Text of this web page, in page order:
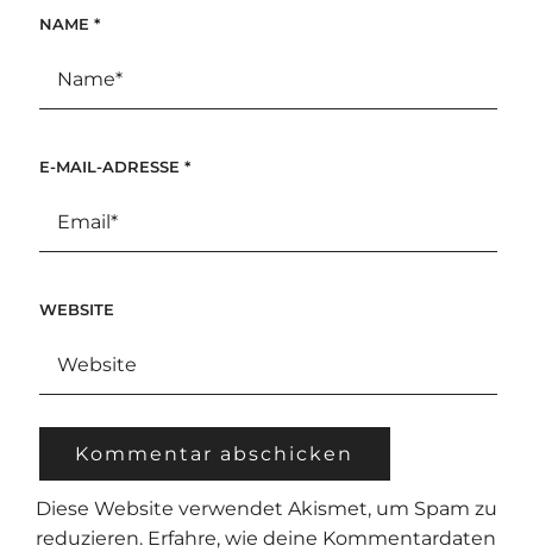
NAME *
E-MAIL-ADRESSE *
WEBSITE
Diese Website verwendet Akismet, um Spam zu
reduzieren. Erfahre, wie deine Kommentardaten